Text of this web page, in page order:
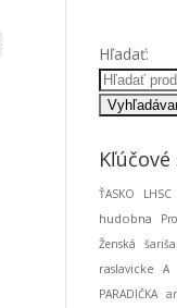
Hľadať:
Kľúčové
ŤASKO LHSC
hudobna
Ženská
raslavicke
A
PARADIČKA